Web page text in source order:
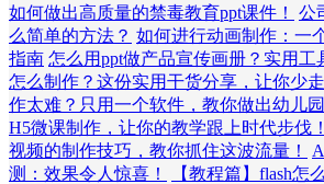
如何做出高质量的禁毒教育ppt课件！
公
么简单的方法？ 如何进行动画制作：一
指南 怎么用ppt做产品宣传画册？实用工
怎么制作？这份实用干货分享，让你少走
作太难？只用一个软件，教你做出幼儿
H5微课制作，让你的教学跟上时代步伐！
视频的制作技巧，教你抓住这波流量！
测：效果令人惊喜！
【教程篇】flash怎